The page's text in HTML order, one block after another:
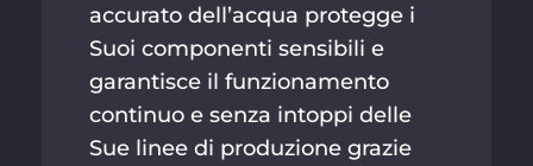
accurato dell’acqua protegge i
Suoi componenti sensibili e
garantisce il funzionamento
continuo e senza intoppi delle
Sue linee di produzione grazie